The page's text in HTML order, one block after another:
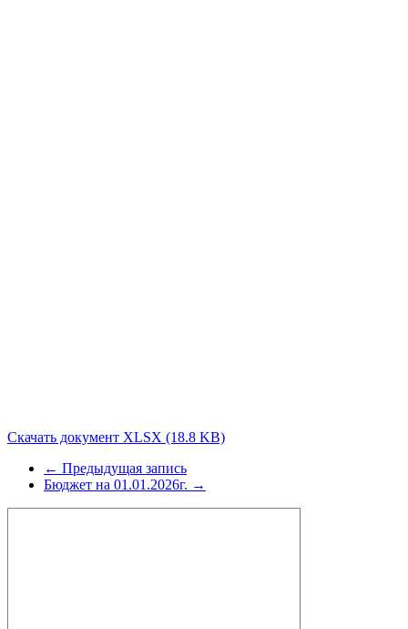
Скачать документ XLSX (18.8 KB)
← Предыдущая запись
Бюджет на 01.01.2026г. →